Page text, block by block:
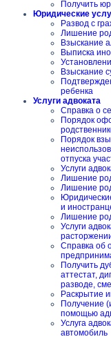
Получить
Юридические
Развод с
Лишение
Взыскание
Выписка
Взыскание
ребенка
Услуги адвоката
Справка о
Порядок
Порядок
отпуска
Услуги
Лишение
Лишение
и
Лишение
Услуги
Справка об
Получить
аттестат,
разводе,
Раскрытие
Получение
помощью
Услуга
автомобиль